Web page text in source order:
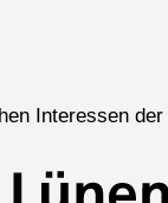
Interessen